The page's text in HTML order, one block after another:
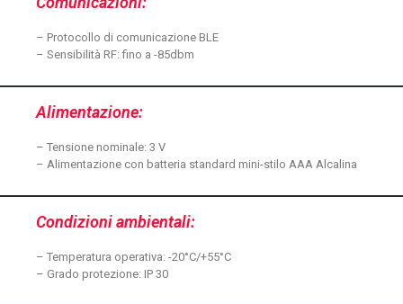
– Protocollo di comunicazione BLE
– Sensibilità RF: fino a -85dbm
Alimentazione:
– Tensione nominale: 3 V
– Alimentazione con batteria standard mini-stilo AAA Alcalina
Condizioni ambientali:
– Temperatura operativa: -20°C/+55°C
– Grado protezione: IP 30